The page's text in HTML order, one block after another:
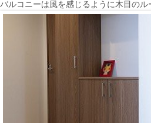
バルコニーは風を感じるように木目のル